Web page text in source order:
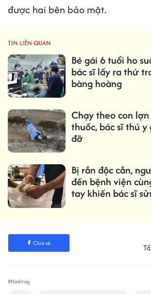
được hai bên bảo mật.
TIN LIÊN QUAN
Bé gái 6 tuổi ho
bác sĩ lấy ra thứ
bàng hoàng
Chạy theo con
thuốc, bác sĩ thú y
đỡ
Bị rắn độc cắn,
đến bệnh viện
tay khiến bác sĩ
Chia sẻ
#Hashtag